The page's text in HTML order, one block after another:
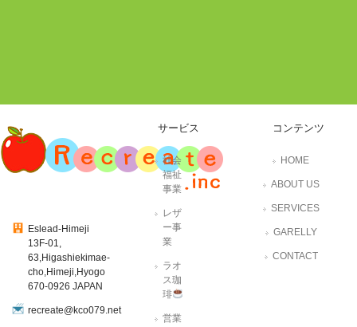
Eslead-Himeji
13F-01,
63,Higashiekimae-
cho,Himeji,Hyogo
670-0926 JAPAN
recreate@kco079.net
サービス
社会
福祉
事業
レザ
ー事
業
ラオ
ス珈
琲
営業
コンテンツ
HOME
ABOUT US
SERVICES
GARELLY
CONTACT